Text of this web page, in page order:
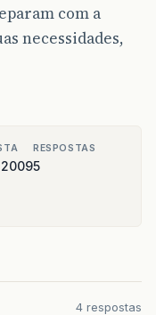
com a
necessidades,
RESPOSTAS
5
4 respostas